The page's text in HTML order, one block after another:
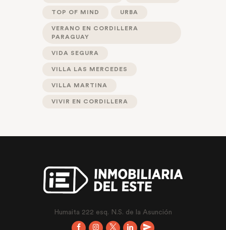
TOP OF MIND URBA
VERANO EN CORDILLERA
PARAGUAY
VIDA SEGURA
VILLA LAS MERCEDES
VILLA MARTINA
VIVIR EN CORDILLERA
Humaita 222 esq. N.S. de la Asunción